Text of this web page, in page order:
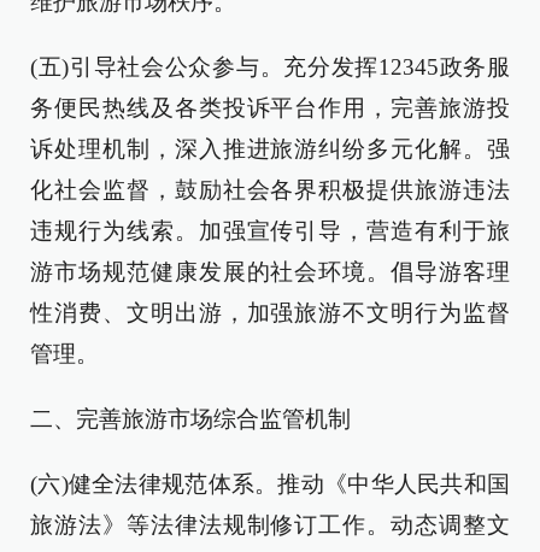
(五)引导社会公众参与。充分发挥12345政务服
务便民热线及各类投诉平台作用，完善旅游投
诉处理机制，深入推进旅游纠纷多元化解。强
化社会监督，鼓励社会各界积极提供旅游违法
违规行为线索。加强宣传引导，营造有利于旅
游市场规范健康发展的社会环境。倡导游客理
性消费、文明出游，加强旅游不文明行为监督
管理。
二、完善旅游市场综合监管机制
(六)健全法律规范体系。推动《中华人民共和国
旅游法》等法律法规制修订工作。动态调整文